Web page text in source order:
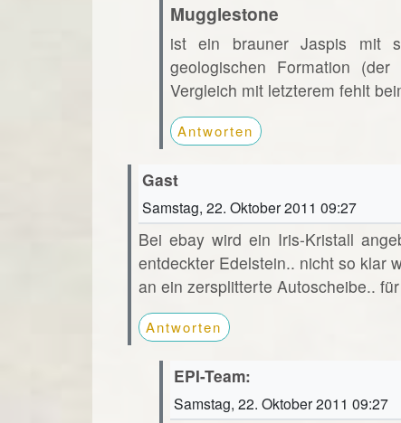
Mugglestone
ist ein brauner Jaspis mit
geologischen Formation
Vergleich mit letzterem fehlt
Antworten
Gast
Samstag, 22. Oktober 2011 09:27
Bei ebay wird ein Iris-Kristall
entdeckter Edelstein.. nicht so klar
an ein zersplitterte Autoscheibe..
Antworten
EPI-Team:
Samstag, 22. Oktober 2011 09:27